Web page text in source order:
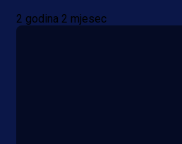
2 godina 2 mjesec